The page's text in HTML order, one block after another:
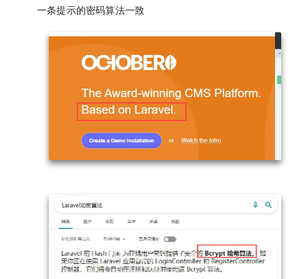
一条提示的密码算法一致